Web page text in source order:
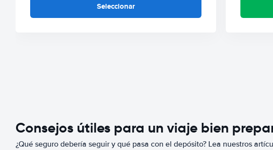
Seleccionar
Consejos útiles para un viaje bien
¿Qué seguro debería seguir y qué pasa con el depósito? Lea nuestros